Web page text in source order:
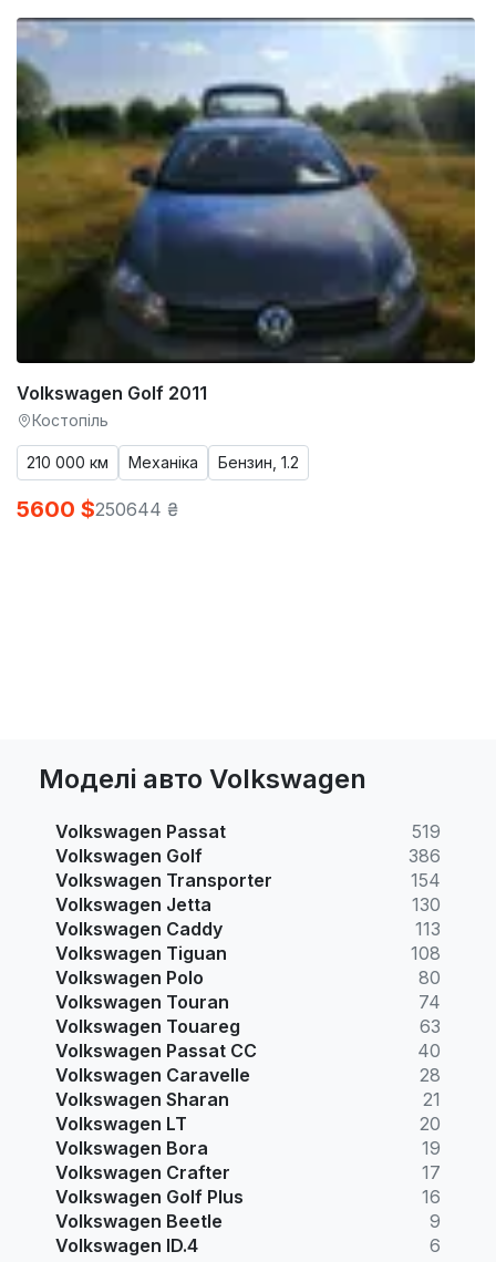
Volkswagen Golf 2011
Костопіль
210 000 км Механіка Бензин, 1.2
5600 $250644 ₴
Моделі авто Volkswagen
Volkswagen Passat
519
Volkswagen Golf
386
Volkswagen Transporter
154
Volkswagen Jetta
130
Volkswagen Caddy
113
Volkswagen Tiguan
108
Volkswagen Polo
80
Volkswagen Touran
74
Volkswagen Touareg
63
Volkswagen Passat CC
40
Volkswagen Caravelle
28
Volkswagen Sharan
21
Volkswagen LT
20
Volkswagen Bora
19
Volkswagen Crafter
17
Volkswagen Golf Plus
16
Volkswagen Beetle
9
Volkswagen ID.4
6